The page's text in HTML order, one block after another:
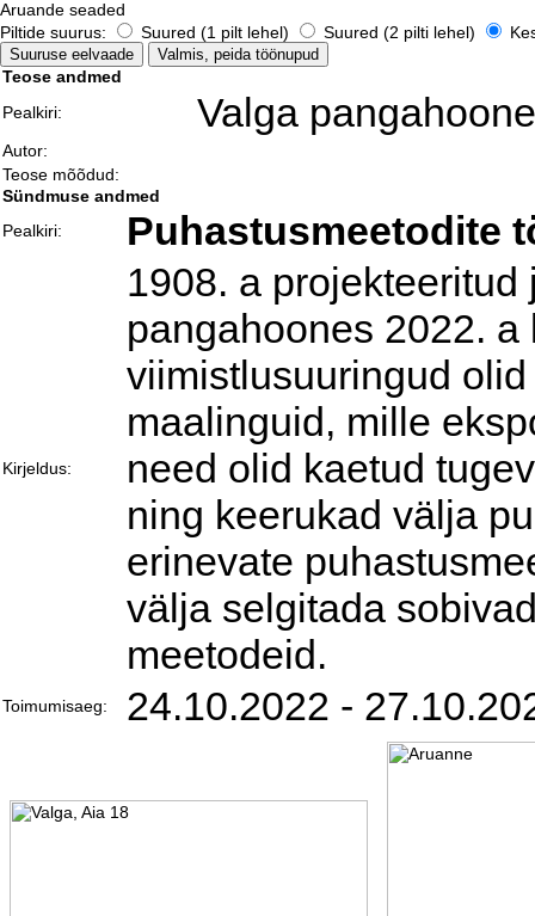
Aruande seaded
Piltide suurus:
Suured (1 pilt lehel) Suured (2 pilti lehel)
Teose andmed
Pealkiri:
Valga
Autor:
Teose mõõdud:
Sündmuse andmed
Pealkiri:
Puhastusmeetodite
Kirjeldus:
1908. a
pangahoones 2022.
viimistlusuuringud
maalinguid, mille
need olid kaetud
ning keerukad välja
erinevate
välja selgitada
meetodeid.
Toimumisaeg: 24.10.2022 -